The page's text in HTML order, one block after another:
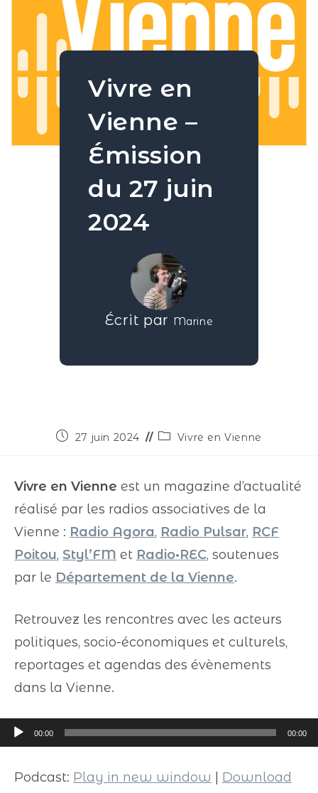
Vivre en
Vienne –
Émission
du 27 juin
2024
Écrit par Marine
27 juin 2024 Vivre en Vienne
Vivre en Vienne est un magazine d’actualité
réalisé par les radios associatives de la
Vienne : Radio Agora, Radio Pulsar, RCF
Poitou, Styl’FM et Radio•REC, soutenues
par le Département de la Vienne.
Retrouvez les rencontres avec les acteurs
politiques, socio-économiques et culturels,
reportages et agendas des évènements
dans la Vienne.
Lecteur
audio
00:00 00:00
Podcast: Play in new window Download